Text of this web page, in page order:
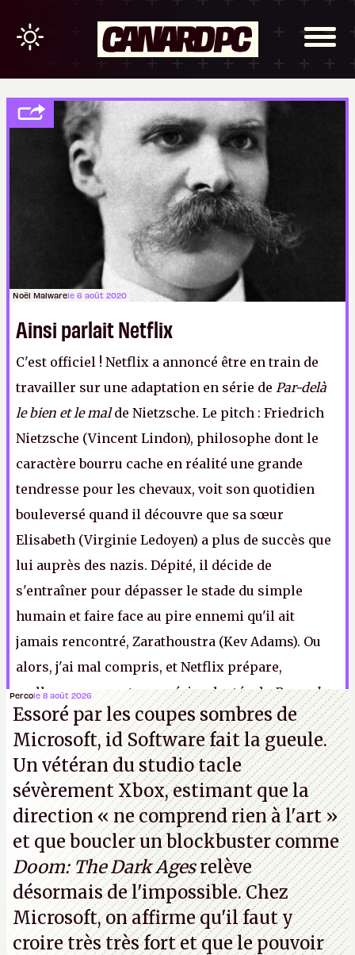
Noël Malwarele 6 août 2020
Ainsi parlait Netflix
C'est officiel ! Netflix a annoncé être en train de
travailler sur une adaptation en série de Par-delà
le bien et le malde Nietzsche. Le pitch : Friedrich
Nietzsche (Vincent Lindon), philosophe dont le
caractère bourru cache en réalité une grande
tendresse pour les chevaux, voit son quotidien
bouleversé quand il découvre que sa sœur
Elisabeth (Virginie Ledoyen) a plus de succès que
lui auprès des nazis. Dépité, il décide de
s'entraîner pour dépasser le stade du simple
humain et faire face au pire ennemi qu'il ait
jamais rencontré, Zarathoustra (Kev Adams). Ou
alors, j'ai mal compris, et Netflix prépare,
malheureusement, une série adaptée deBeyond
Good & Evil, le jeu vidéo d'Ubisoft.N.M.
Percole 8 août 2026
Essoré par les coupes sombres de
Microsoft, id Software fait la gueule.
Un vétéran du studiotacle
sévèrement Xbox, estimant que la
direction« ne comprend rien à l'art »
et que boucler un blockbuster comme
Doom: The Dark Agesrelève
désormais de l'impossible. Chez
Microsoft, on affirme qu'il faut y
croire très très fort et que le pouvoir